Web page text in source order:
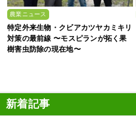
農業ニュース
特定外来生物・クビアカツヤカミキリ
対策の最前線 〜モスピランが拓く果
樹害虫防除の現在地〜
新着記事